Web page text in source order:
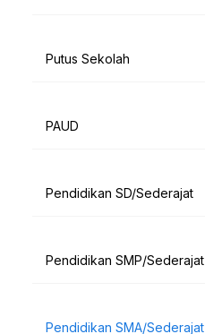
Putus Sekolah
PAUD
Pendidikan SD/Sederajat
Pendidikan SMP/Sederajat
Pendidikan SMA/Sederajat